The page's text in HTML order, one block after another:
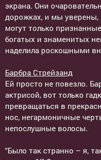
экрана. Они
дорожках, и мы уверены,
могут только
богатых и знаменитых
наделила роскошными
Барбра Стрейзанд
Ей просто не повезло.
актрисой, вот только
превращаться в
нос, негармоничные
непослушные волосы.
"Было так странно – я,